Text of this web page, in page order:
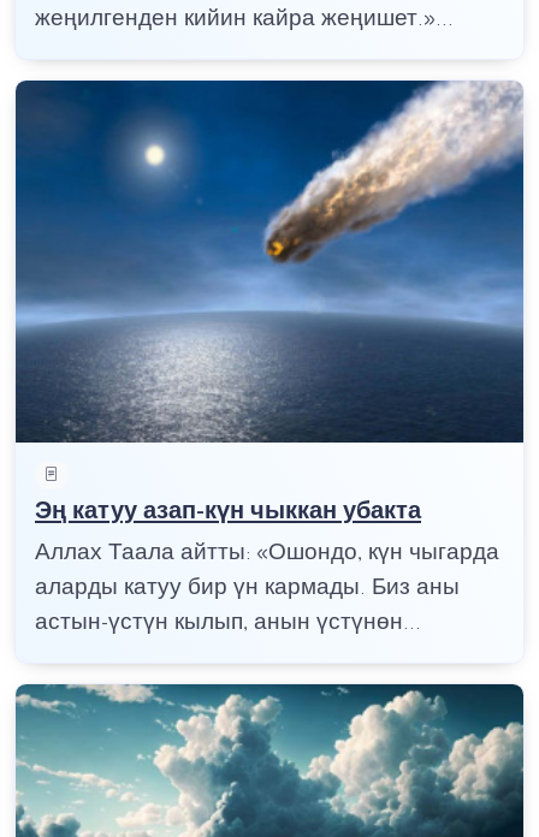
жеңилгенден кийин кайра жеңишет.»...
Эң катуу азап-күн чыккан убакта
Аллах Таала айтты: «Ошондо, күн чыгарда
аларды катуу бир үн кармады. Биз аны
астын-үстүн кылып, анын үстүнөн...